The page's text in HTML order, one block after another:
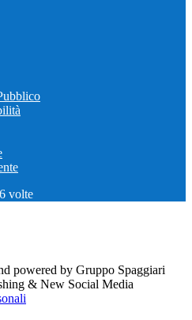
volte
powered by Gruppo Spaggiari
& New Social Media